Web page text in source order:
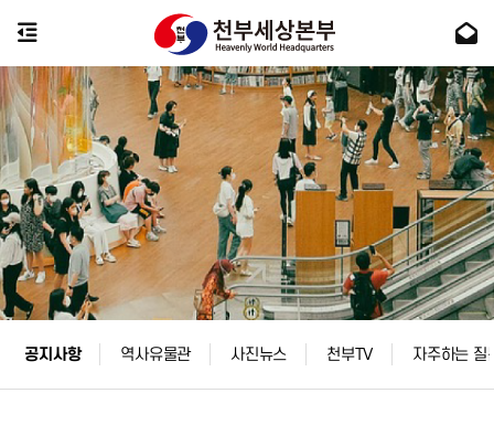
공지사항 역사유물관 사진뉴스 천부TV 자주하는 질